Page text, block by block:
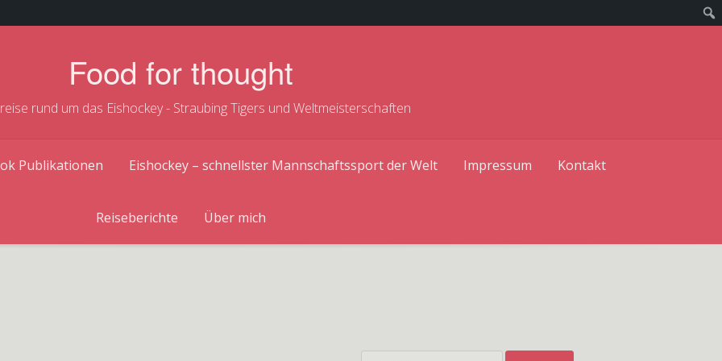
Food for thought
rund um das Eishockey - Straubing Tigers und Weltmeisterschaften
Publikationen Eishockey – schnellster Mannschaftssport der Welt Impressum Kontakt
Reiseberichte Über mich